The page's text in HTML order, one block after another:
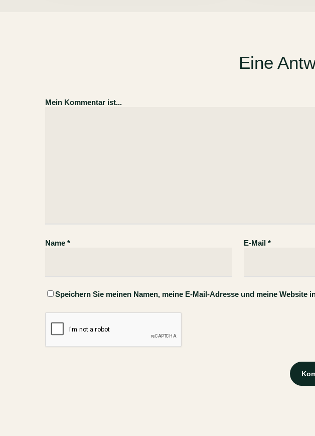
Eine
Mein Kommentar ist...
Name * E-Mail *
Speichern Sie meinen Namen, meine E-Mail-Adresse und meine